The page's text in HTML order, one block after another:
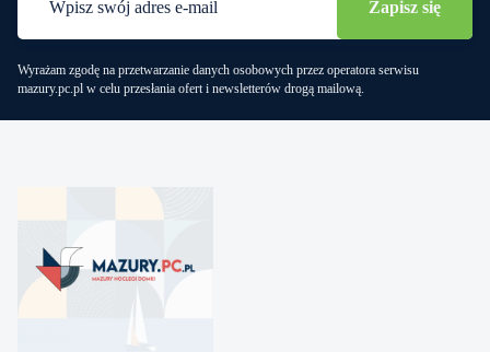
Wyrażam zgodę na przetwarzanie danych osobowych przez operatora serwisu
mazury.pc.pl w celu przesłania ofert i newsletterów drogą mailową.